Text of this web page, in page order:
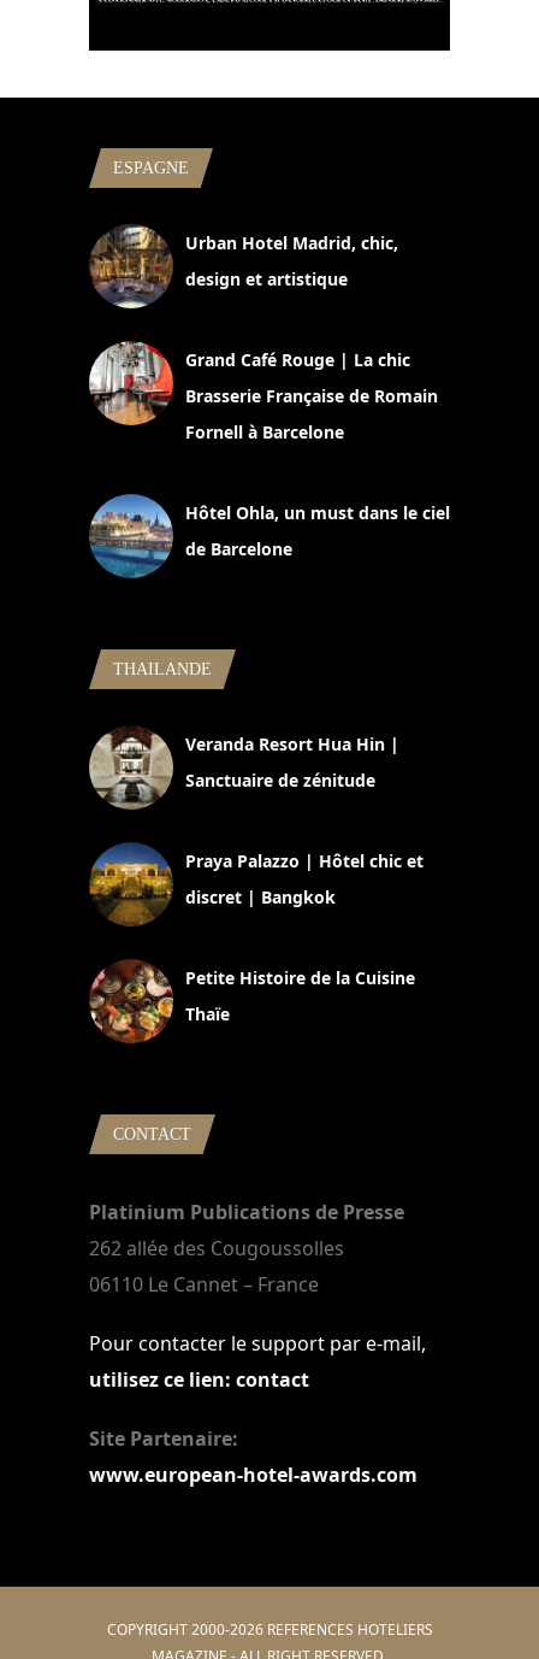
ESPAGNE
Urban Hotel Madrid, chic,
design et artistique
Grand Café Rouge | La chic
Brasserie Française de Romain
Fornell à Barcelone
Hôtel Ohla, un must dans le ciel
de Barcelone
THAILANDE
Veranda Resort Hua Hin |
Sanctuaire de zénitude
Praya Palazzo | Hôtel chic et
discret | Bangkok
Petite Histoire de la Cuisine
Thaïe
CONTACT
Platinium Publications de Presse
262 allée des Cougoussolles
06110 Le Cannet – France
Pour contacter le support par e-mail,
utilisez ce lien: contact
Site Partenaire:
www.european-hotel-awards.com
COPYRIGHT 2000-2026 REFERENCES HOTELIERS